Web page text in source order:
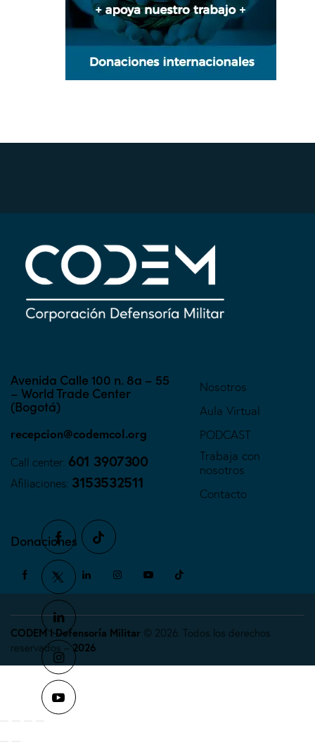
Avenida Calle 100 n. 8a – 55
– World Trade Center
(Bogotá)
recepcion@codemcol.org
Call center: 601 3907300
Afiliaciones: 3153532511
Nosotros
Aula Virtual
PODCAST
Trabaja con
nosotros
Contacto
Donaciones
CODEM I Defensoría Militar © 2026. Todos los derechos
reservados –2026